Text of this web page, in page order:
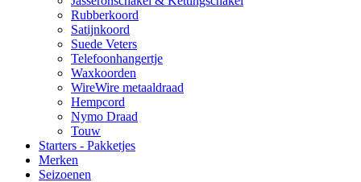
Rubberkoord
Satijnkoord
Suede Veters
Telefoonhangertje
Waxkoorden
WireWire metaaldraad
Hempcord
Nymo Draad
Touw
Starters - Pakketjes
Merken
Seizoenen